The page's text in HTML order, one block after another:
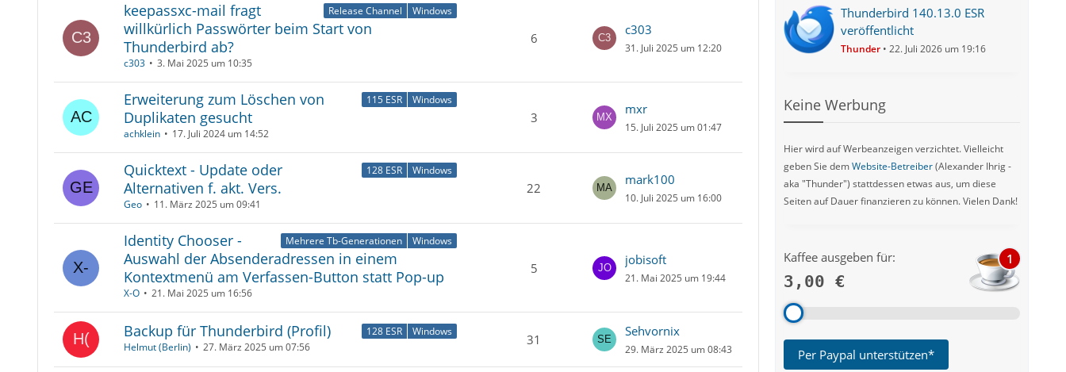
Release Channel Windows
keepassxc-mail fragt
willkürlich Passwörter beim Start von
Thunderbird ab?
c303 3. Mai 2025 um 10:35
6
c303
31. Juli 2025 um 12:20
115 ESR Windows
Erweiterung zum Löschen von
Duplikaten gesucht
achklein 17. Juli 2024 um 14:52
3
mxr
15. Juli 2025 um 01:47
128 ESR Windows
Quicktext - Update oder
Alternativen f. akt. Vers.
Geo 11. März 2025 um 09:41
22
mark100
10. Juli 2025 um 16:00
Mehrere Tb-Generationen Windows
Identity Chooser -
Auswahl der Absenderadressen in einem
Kontextmenü am Verfassen-Button statt Pop-up
X-O 21. Mai 2025 um 16:56
5
jobisoft
21. Mai 2025 um 19:44
128 ESR Windows
Backup für Thunderbird (Profil)
Helmut (Berlin) 27. März 2025 um 07:56 31
Sehvornix
29. März 2025 um 08:43
Thunderbird 140.13.0 ESR
veröffentlicht
Thunder 22. Juli 2026 um 19:16
Keine Werbung
Hier wird auf Werbeanzeigen verzichtet. Vielleicht
geben Sie demWebsite-Betreiber(Alexander Ihrig -
aka "Thunder") stattdessen etwas aus, um diese
Seiten auf Dauer finanzieren zu können. Vielen Dank!
Kaffee ausgeben für:
3,00 €
1
Per Paypal unterstützen*